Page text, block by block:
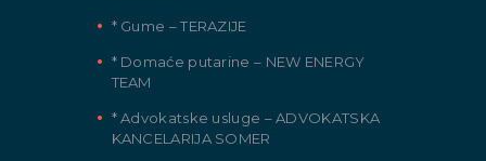
* Gume – TERAZIJE
* Domaće putarine – NEW ENERGY
TEAM
* Advokatske usluge – ADVOKATSKA
KANCELARIJA SOMER